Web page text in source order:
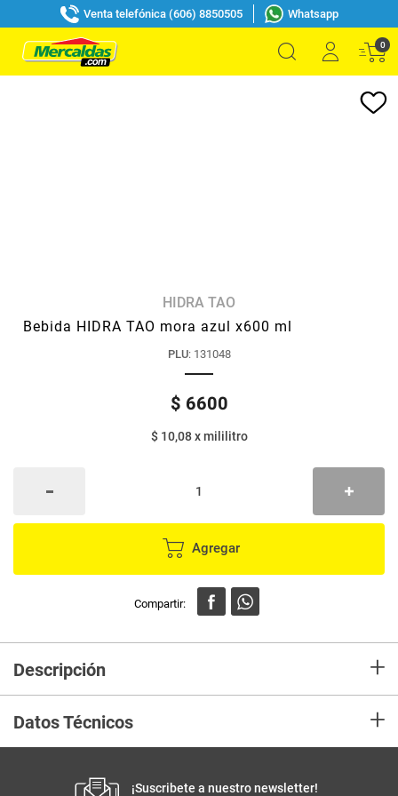
Venta telefónica (606) 8850505 Whatsapp
0
HIDRA TAO
Bebida HIDRA TAO mora azul x600 ml
PLU: 131048
$ 6600
$ 10,08xmililitro
Agregar
Descripción +
Datos Técnicos +
Producto (kg)
¡Suscribete a nuestro newsletter!